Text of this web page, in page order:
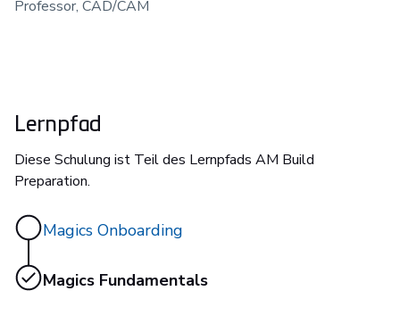
‌Professor, CAD/CAM
Lernpfad
Diese Schulung ist Teil des Lernpfads AM Build
Preparation.
Magics Onboarding
Magics Fundamentals